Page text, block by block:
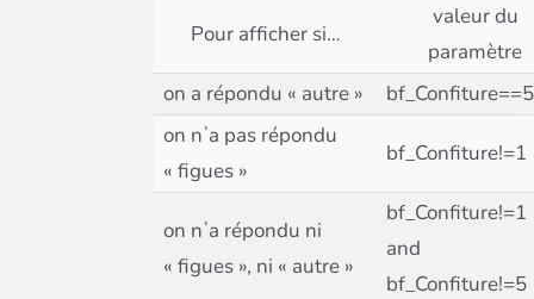
Pour afficher si…
valeur du
paramètre
on a répondu « autre »
bf_Confiture==5
on nʼa pas répondu
« figues »
bf_Confiture!=1
on nʼa répondu ni
« figues », ni « autre »
bf_Confiture!=1
and
bf_Confiture!=5